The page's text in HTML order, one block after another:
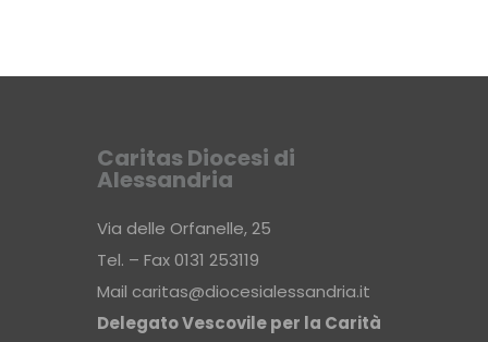
Caritas Diocesi di
Alessandria
Via delle Orfanelle, 25
Tel. – Fax 0131 253119
Mail caritas@diocesialessandria.it
Delegato Vescovile per la Carità